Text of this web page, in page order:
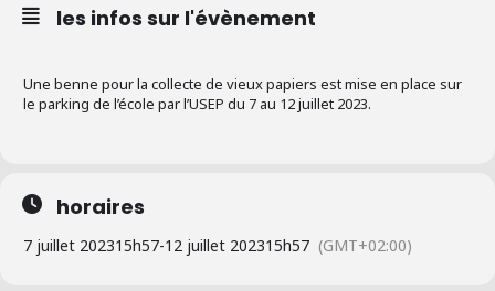
les infos sur l'évènement
Une benne pour la collecte de vieux papiers est mise en place sur
le parking de l’école par l’USEP du 7 au 12 juillet 2023.
horaires
7 juillet 202315h57-12 juillet 202315h57 (GMT+02:00)